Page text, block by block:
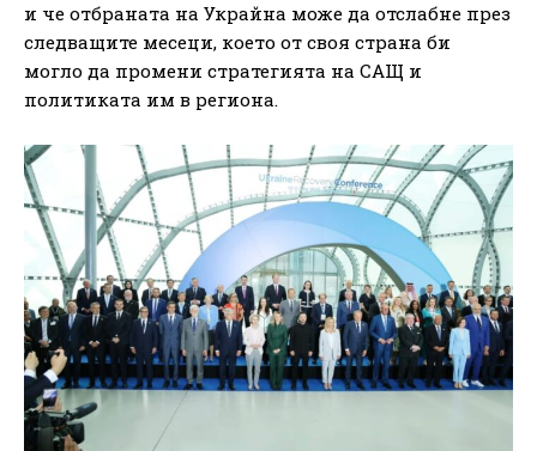
и че отбраната на Украйна може да отслабне през
следващите месеци, което от своя страна би
могло да промени стратегията на САЩ и
политиката им в региона.